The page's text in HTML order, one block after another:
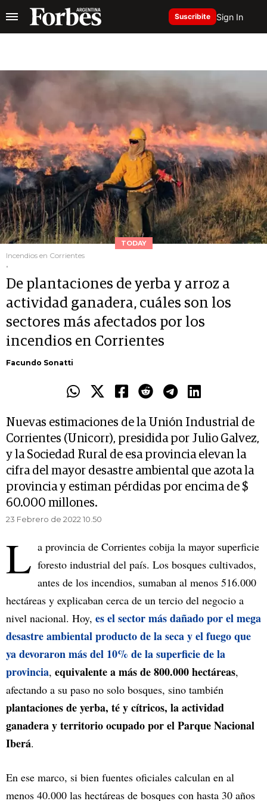
Suscribite Sign In
TODAY
Incendios en Corrientes
.
De plantaciones de yerba y arroz a
actividad ganadera, cuáles son los
sectores más afectados por los
incendios en Corrientes
Facundo Sonatti
Nuevas estimaciones de la Unión Industrial de
Corrientes (Unicorr), presidida por Julio Galvez,
y la Sociedad Rural de esa provincia elevan la
cifra del mayor desastre ambiental que azota la
provincia y estiman pérdidas por encima de $
60.000 millones.
23 Febrero de 2022 10.50
L a provincia de Corrientes cobija la mayor superficie
foresto industrial del país. Los bosques cultivados,
antes de los incendios, sumaban al menos 516.000
hectáreas y explicaban cerca de un tercio del negocio a
nivel nacional. Hoy, es el sector más dañado por el mega
desastre ambiental producto de la seca y el fuego que
ya devoraron más del 10% de la superficie de la
provincia, equivalente a más de 800.000 hectáreas,
afectando a su paso no solo bosques, sino también
plantaciones de yerba, té y cítricos, la actividad
ganadera y territorio ocupado por el Parque Nacional
Iberá.
En ese marco, si bien fuentes oficiales calculan en al
menos 40.000 las hectáreas de bosques con hasta 30 años